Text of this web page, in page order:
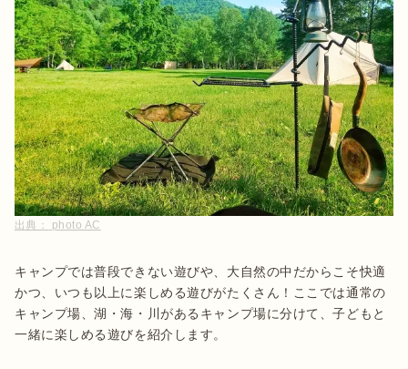
出典： photo AC
キャンプでは普段できない遊びや、大自然の中だからこそ快適
かつ、いつも以上に楽しめる遊びがたくさん！ここでは通常の
キャンプ場、湖・海・川があるキャンプ場に分けて、子どもと
一緒に楽しめる遊びを紹介します。